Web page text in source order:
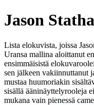
Jason
Lista elokuvista, joissa
Uransa mallina aloittanut
ensimmäisistä
sen jälkeen vakiinnuttanut
mustaa huumoriakin
sisällä ääninäyttelyrooleja
mukana vain pienessä